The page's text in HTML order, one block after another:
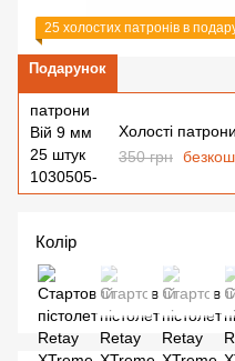
25 холостих патронів в
Подарунок
Холості
350 грн
Колір